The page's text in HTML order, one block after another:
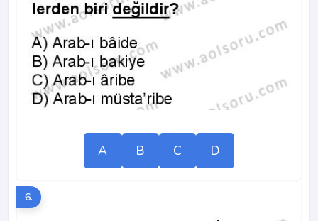
A B C D
6.